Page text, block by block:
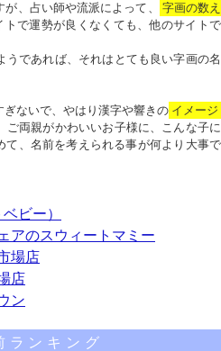
、占い師や流派によって、
字画の数え
トで運勢が良くなくても、他のサイトで
うであれば、それはとても良い字画の名
ないで、やはり漢字や響きの イメージ
ご両親がかわいいお子様に、こんな子に
て、名前を考えられる事が何より大事で
ビー）
アのスウィートマミー
場店
店
ン
ランキング